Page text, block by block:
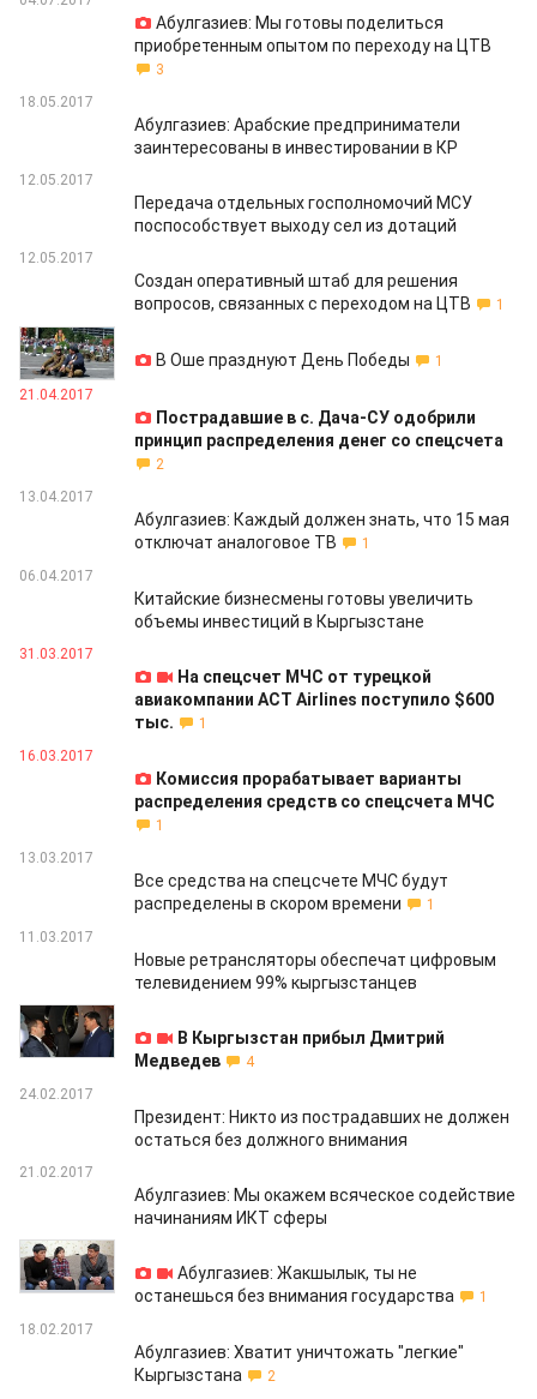
Абулгазиев: Мы готовы поделиться
приобретенным опытом по переходу на ЦТВ
3
18.05.2017
Абулгазиев: Арабские предприниматели
заинтересованы в инвестировании в КР
12.05.2017
Передача отдельных госполномочий МСУ
поспособствует выходу сел из дотаций
12.05.2017
Cоздан оперативный штаб для решения
вопросов, связанных с переходом на ЦТВ
1
09.05.2017
В Оше празднуют День Победы
1
21.04.2017
Пострадавшие в с. Дача-СУ одобрили
принцип распределения денег со спецсчета
2
13.04.2017
Абулгазиев: Каждый должен знать, что 15 мая
отключат аналоговое ТВ
1
06.04.2017
Китайские бизнесмены готовы увеличить
объемы инвестиций в Кыргызстане
31.03.2017
На спецсчет МЧС от турецкой
авиакомпании ACT Airlines поступило $600
тыс.
1
16.03.2017
Комиссия прорабатывает варианты
распределения средств со спецсчета МЧС
1
13.03.2017
Все средства на спецсчете МЧС будут
распределены в скором времени
1
11.03.2017
Новые ретрансляторы обеспечат цифровым
телевидением 99% кыргызстанцев
07.03.2017
В Кыргызстан прибыл Дмитрий
Медведев
4
24.02.2017
Президент: Никто из пострадавших не должен
остаться без должного внимания
21.02.2017
Абулгазиев: Мы окажем всяческое содействие
начинаниям ИКТ сферы
20.02.2017
Абулгазиев: Жакшылык, ты не
останешься без внимания государства
1
18.02.2017
Абулгазиев: Хватит уничтожать "легкие"
Кыргызстана
2